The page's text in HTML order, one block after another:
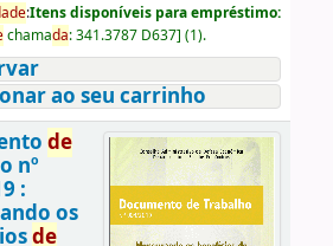
de:Itens disponíveis para empréstimo:
chamada:341.3787 D637] (1).
ao seu carrinho
de
nº
:
os
de